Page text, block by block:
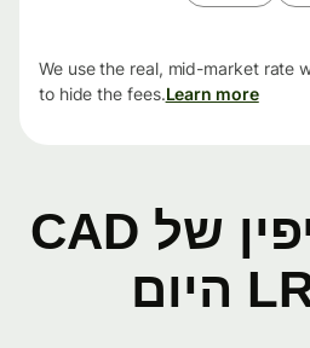
We use the real, mid-market
to hide the fees.Learn more
שערי חליפין של CAD